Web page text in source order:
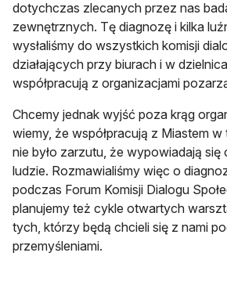
dotychczas zlecanych przez nas
zewnętrznych. Tę diagnozę i kilka
wysłaliśmy do wszystkich komisji
działających przy biurach i w
współpracują z organizacjami
Chcemy jednak wyjść poza krąg
wiemy, że współpracują z Miastem w
nie było zarzutu, że wypowiadają się
ludzie. Rozmawialiśmy więc o
podczas Forum Komisji Dialogu
planujemy też cykle otwartych
tych, którzy będą chcieli się z nami
przemyśleniami.